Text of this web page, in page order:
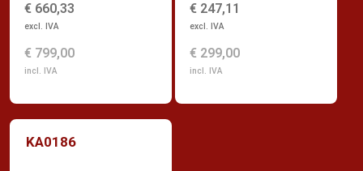
€ 660,33
excl. IVA
€ 799,00
incl. IVA
€ 247,11
excl. IVA
€ 299,00
incl. IVA
KA0186